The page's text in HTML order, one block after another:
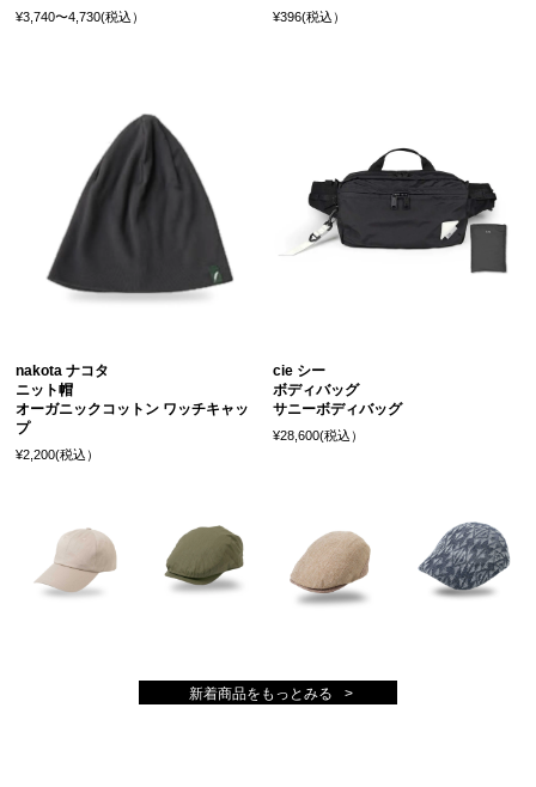
¥3,740〜4,730(税込） ¥396(税込）
nakota ナコタ
ニット帽
オーガニックコットン ワッチキャッ
プ
¥2,200(税込）
cie シー
ボディバッグ
サニーボディバッグ
¥28,600(税込）
新着商品をもっとみる